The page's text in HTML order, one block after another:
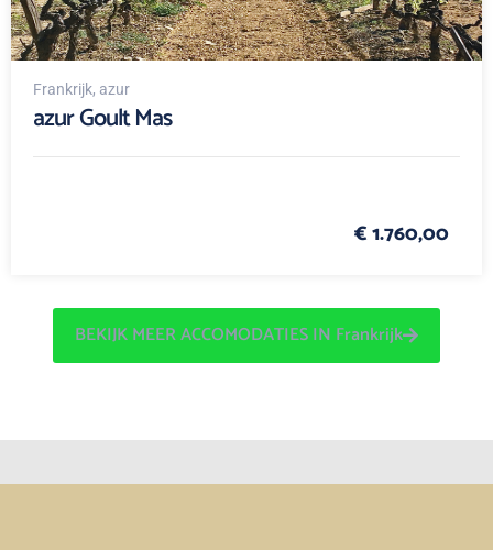
Frankrijk, azur
azur Goult Mas
€ 1.760,00
BEKIJK MEER ACCOMODATIES IN Frankrijk